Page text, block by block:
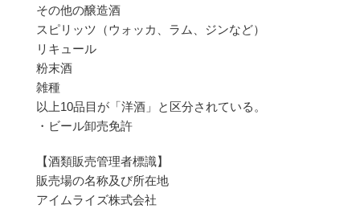
その他の醸造酒
スピリッツ（ウォッカ、ラム、ジンなど）
リキュール
粉末酒
雑種
以上10品目が「洋酒」と区分されている。
・ビール卸売免許
【酒類販売管理者標識】
販売場の名称及び所在地
アイムライズ株式会社